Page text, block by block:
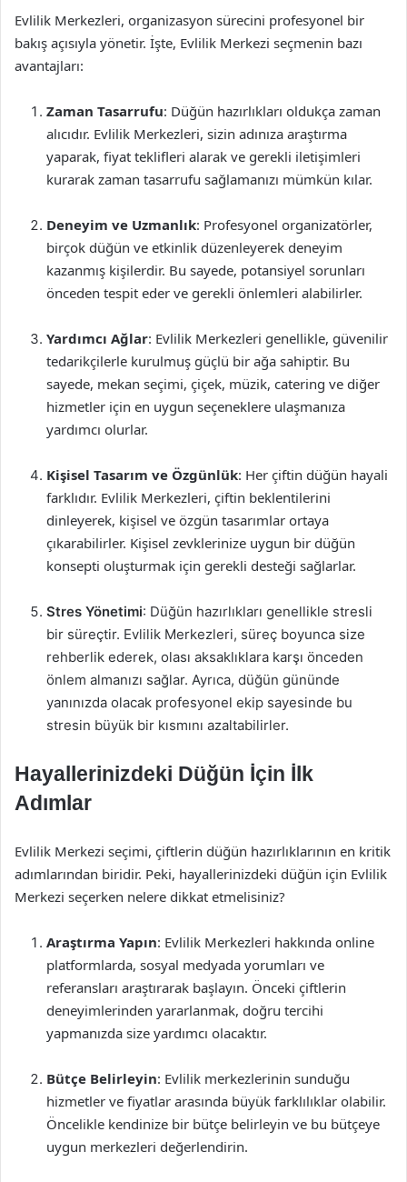
Evlilik Merkezleri, organizasyon sürecini profesyonel bir
bakış açısıyla yönetir. İşte, Evlilik Merkezi seçmenin bazı
avantajları:
Zaman Tasarrufu: Düğün hazırlıkları oldukça zaman
alıcıdır. Evlilik Merkezleri, sizin adınıza araştırma
yaparak, fiyat teklifleri alarak ve gerekli iletişimleri
kurarak zaman tasarrufu sağlamanızı mümkün kılar.
Deneyim ve Uzmanlık: Profesyonel organizatörler,
birçok düğün ve etkinlik düzenleyerek deneyim
kazanmış kişilerdir. Bu sayede, potansiyel sorunları
önceden tespit eder ve gerekli önlemleri alabilirler.
Yardımcı Ağlar: Evlilik Merkezleri genellikle, güvenilir
tedarikçilerle kurulmuş güçlü bir ağa sahiptir. Bu
sayede, mekan seçimi, çiçek, müzik, catering ve diğer
hizmetler için en uygun seçeneklere ulaşmanıza
yardımcı olurlar.
Kişisel Tasarım ve Özgünlük: Her çiftin düğün hayali
farklıdır. Evlilik Merkezleri, çiftin beklentilerini
dinleyerek, kişisel ve özgün tasarımlar ortaya
çıkarabilirler. Kişisel zevklerinize uygun bir düğün
konsepti oluşturmak için gerekli desteği sağlarlar.
Stres Yönetimi: Düğün hazırlıkları genellikle stresli
bir süreçtir. Evlilik Merkezleri, süreç boyunca size
rehberlik ederek, olası aksaklıklara karşı önceden
önlem almanızı sağlar. Ayrıca, düğün gününde
yanınızda olacak profesyonel ekip sayesinde bu
stresin büyük bir kısmını azaltabilirler.
Hayallerinizdeki Düğün İçin İlk
Adımlar
Evlilik Merkezi seçimi, çiftlerin düğün hazırlıklarının en kritik
adımlarından biridir. Peki, hayallerinizdeki düğün için Evlilik
Merkezi seçerken nelere dikkat etmelisiniz?
Araştırma Yapın: Evlilik Merkezleri hakkında online
platformlarda, sosyal medyada yorumları ve
referansları araştırarak başlayın. Önceki çiftlerin
deneyimlerinden yararlanmak, doğru tercihi
yapmanızda size yardımcı olacaktır.
Bütçe Belirleyin: Evlilik merkezlerinin sunduğu
hizmetler ve fiyatlar arasında büyük farklılıklar olabilir.
Öncelikle kendinize bir bütçe belirleyin ve bu bütçeye
uygun merkezleri değerlendirin.